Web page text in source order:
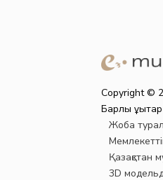
Copyright ©
Барлық
Жоба
Қазақстан
3D